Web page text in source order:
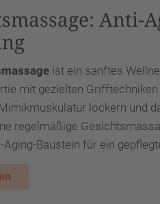
Anti-
ist ein sanftes
mit gezielten
lockern und
regelmäßige
Aging-Baustein für ein